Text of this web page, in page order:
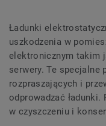
Ładunki
uszkodzenia w
elektronicznym takim
serwery. Te specjalne
rozpraszających i
odprowadzać ładunki.
w czyszczeniu i